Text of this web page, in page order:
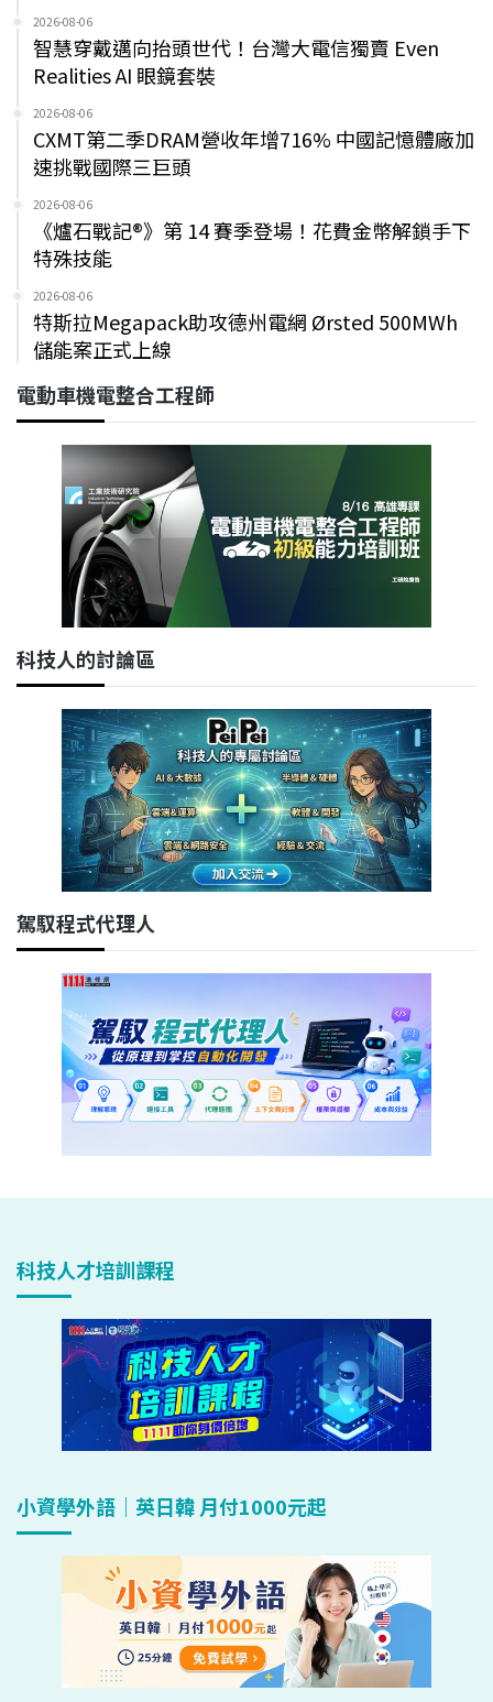
2026-08-06
智慧穿戴邁向抬頭世代！台灣大電信獨賣 Even
Realities AI 眼鏡套裝
2026-08-06
CXMT第二季DRAM營收年增716% 中國記憶體廠加
速挑戰國際三巨頭
2026-08-06
《爐石戰記®》第 14 賽季登場！花費金幣解鎖手下
特殊技能
2026-08-06
特斯拉Megapack助攻德州電網 Ørsted 500MWh
儲能案正式上線
電動車機電整合工程師
科技人的討論區
駕馭程式代理人
科技人才培訓課程
小資學外語｜英日韓 月付1000元起